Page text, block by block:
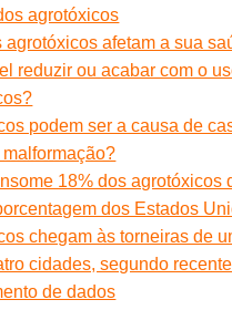
agrotóxicos
agrotóxicos afetam a sua
reduzir ou acabar com o
podem ser a causa de
18% dos agrotóxicos
dos Estados
chegam às torneiras de
cidades, segundo recente
de dados